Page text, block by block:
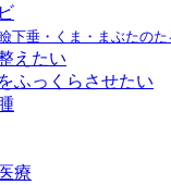
下垂・くま・まぶたのた
えたい
ふっくらさせたい
療